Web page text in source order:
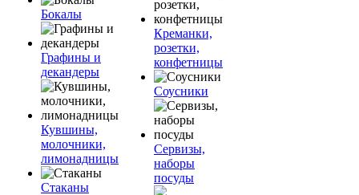
Бокалы
Графины и
декандеры
Кувшины,
молочники,
лимонадницы
Стаканы
Креманки,
розетки,
конфетницы
Соусники
Сервизы,
наборы
посуды